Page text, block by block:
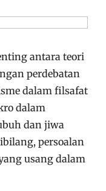
antara teori
perdebatan
dalam filsafat
dalam
dan jiwa
persoalan
usang dalam